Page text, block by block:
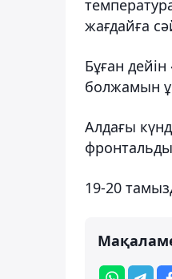
жағдайға
Бұған
болжамын
Алдағы
19-20